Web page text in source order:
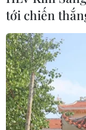
tới chiến